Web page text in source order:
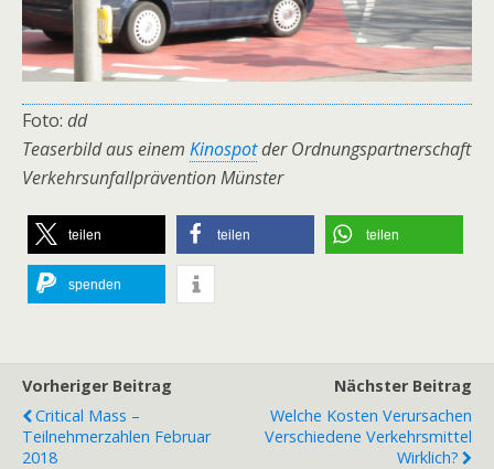
Foto: dd
Teaserbild aus einem Kinospotder Ordnungspartnerschaft
Verkehrsunfallprävention Münster
teilen teilen teilen
spenden
Vorheriger Beitrag
Critical Mass –
Teilnehmerzahlen Februar
2018
Nächster Beitrag
Welche Kosten Verursachen
Verschiedene Verkehrsmittel
Wirklich?